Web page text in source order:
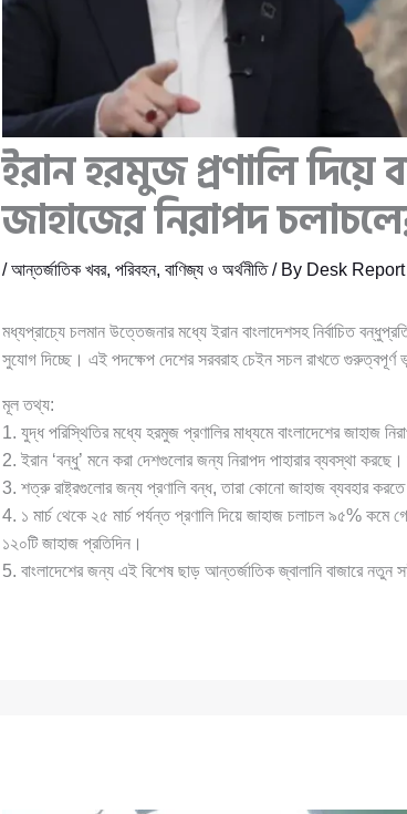
ইরান হরমুজ প্রণালি দিয়ে
জাহাজের নিরাপদ
/আন্তর্জাতিক খবর, পরিবহন, বাণিজ্য ও অর্থনীতি/ By Desk Report
মধ্যপ্রাচ্যে চলমান উত্তেজনার মধ্যে ইরান বাংলাদেশসহ নির্বাচিত
সুযোগ দিচ্ছে। এই পদক্ষেপ দেশের সরবরাহ চেইন সচল রাখতে গুরুত্বপূর্ণ
মূল তথ্য:
1. যুদ্ধ পরিস্থিতির মধ্যে হরমুজ প্রণালির মাধ্যমে বাংলাদেশের জাহাজ
2. ইরান ‘বন্ধু’ মনে করা দেশগুলোর জন্য নিরাপদ পাহারার ব্যবস্থা
3. শত্রু রাষ্ট্রগুলোর জন্য প্রণালি বন্ধ, তারা কোনো জাহাজ ব্যবহার করতে
4. ১ মার্চ থেকে ২৫ মার্চ পর্যন্ত প্রণালি দিয়ে জাহাজ চলাচল ৯৫% কমে
১২০টি জাহাজ প্রতিদিন।
5. বাংলাদেশের জন্য এই বিশেষ ছাড় আন্তর্জাতিক জ্বালানি বাজারে নতুন